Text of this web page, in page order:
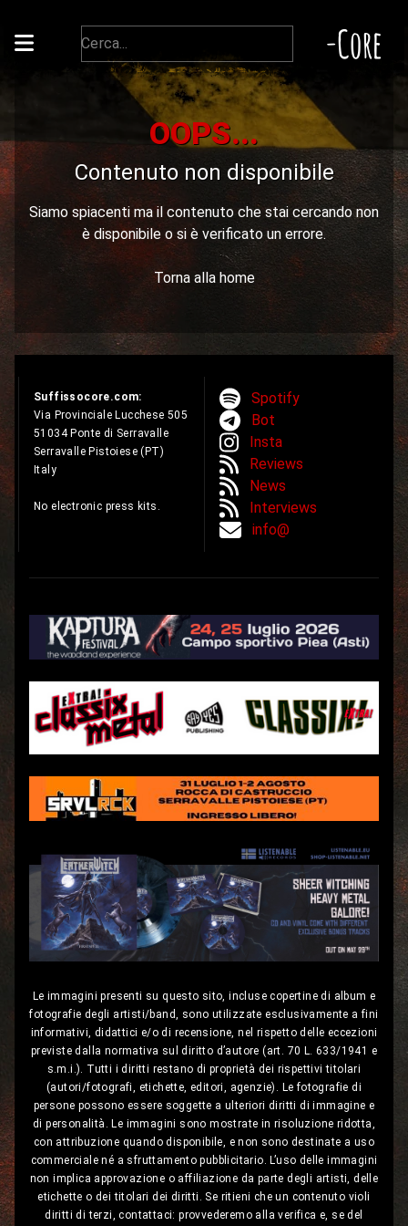
-Core
OOPS...
Contenuto non disponibile
Siamo spiacenti ma il contenuto che stai cercando non
è disponibile o si è verificato un errore.
Torna alla home
Suffissocore.com:
Via Provinciale Lucchese 505
51034 Ponte di Serravalle
Serravalle Pistoiese (PT)
Italy
No electronic press kits.
Spotify
Bot
Insta
Reviews
News
Interviews
info@
Le immagini presenti su questo sito, incluse copertine di album e
fotografie degli artisti/band, sono utilizzate esclusivamente a fini
informativi, didattici e/o di recensione, nel rispetto delle eccezioni
previste dalla normativa sul diritto d’autore (art. 70 L. 633/1941 e
s.m.i.). Tutti i diritti restano di proprietà dei rispettivi titolari
(autori/fotografi, etichette, editori, agenzie). Le fotografie di
persone possono essere soggette a ulteriori diritti di immagine e
di personalità. Le immagini sono mostrate in risoluzione ridotta,
con attribuzione quando disponibile, e non sono destinate a uso
commerciale né a sfruttamento pubblicitario. L’uso delle immagini
non implica approvazione o affiliazione da parte degli artisti, delle
etichette o dei titolari dei diritti. Se ritieni che un contenuto violi
diritti di terzi, contattaci: provvederemo alla verifica e, se del